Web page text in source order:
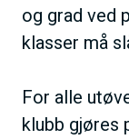
og grad ved
klasser må
For alle
klubb gjøres